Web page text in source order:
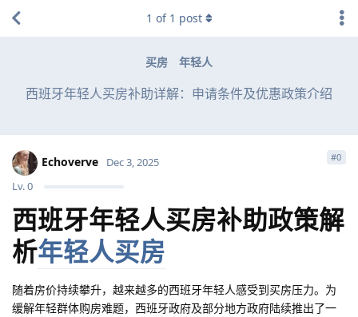
买房 年轻人
西班牙年轻人买房补助详解：申请条件及优惠政策介绍
1 of 1 post
Echoverve
Lv.0
Dec 3, 2025 #0
西班牙年轻人买房补助政策解
析年轻人买房
随着房价持续攀升，越来越多的西班牙年轻人感受到买房压力。为
缓解年轻群体购房难题，西班牙政府及部分地方政府陆续推出了一